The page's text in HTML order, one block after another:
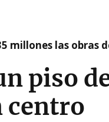
millones las obras
piso
centro